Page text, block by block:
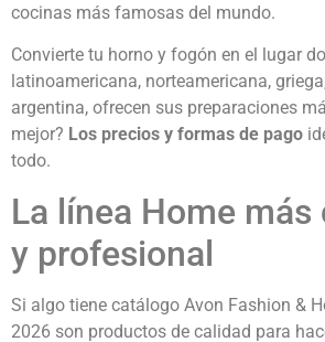
cocinas más famosas del mundo.
Convierte tu horno y fogón en el lugar
latinoamericana, norteamericana,
argentina, ofrecen sus preparaciones
mejor? Los precios y formas de pago
todo.
La línea Home
y profesional
Si algo tiene catálogo Avon Fashion &
2026 son productos de calidad para